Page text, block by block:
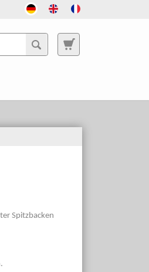
Spitzbacken